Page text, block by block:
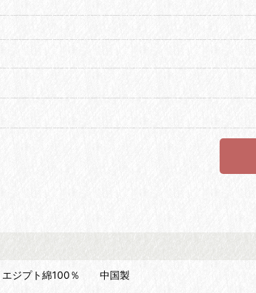
ジプト綿100％ 中国製